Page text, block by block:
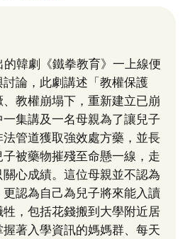
劇《鐵拳教育》一上線便
論，此劇講述「教權保護
教權崩塌下，重新建立已崩
集講及一名母親為了讓兒子
管道獲取強效處方藥，並長
被藥物摧殘至命懸一線，走
心成績。這位母親並不認為
認為自己為兒子將來能入讀
，包括花錢搬到大學附近居
著入學資訊的媽媽群、每天